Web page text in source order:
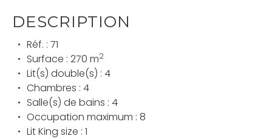
DESCRIPTION
Réf. : 71
Surface : 270 m2
Lit(s) double(s) : 4
Chambres : 4
Salle(s) de bains : 4
Occupation maximum : 8
Lit King size : 1